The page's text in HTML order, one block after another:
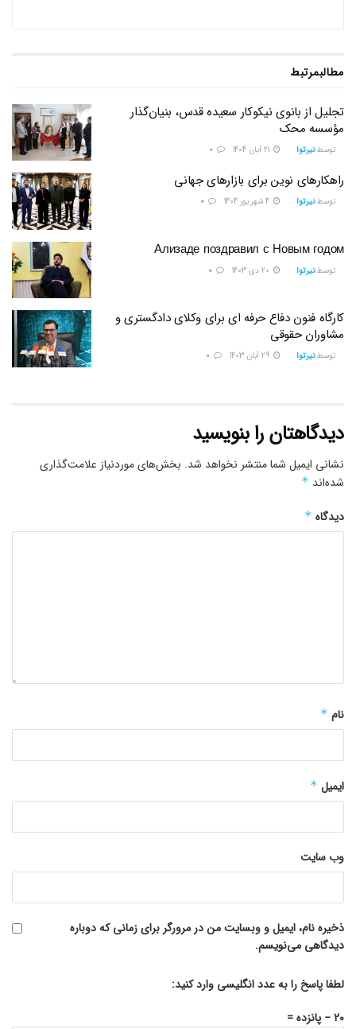
مطالبمرتبط
تجلیل از بانوی نیکوکار سعیده قدس، بنیان‌گذار
مؤسسه محک
توسط نیرتوا
راهکارهای نوین برای بازارهای جهانی
توسط نیرتوا
Ализаде поздравил с Новым годом
توسط نیرتوا
کارگاه فنون دفاع حرفه ای برای وکلای دادگستری و
مشاوران حقوقی
توسط نیرتوا
دیدگاهتان را بنویسید
نشانی ایمیل شما منتشر نخواهد شد. بخش‌های موردنیاز علامت‌گذاری
شده‌اند *
دیدگاه *
نام *
ایمیل *
وب‌ سایت
ذخیره نام، ایمیل و وبسایت من در مرورگر برای زمانی که دوباره
دیدگاهی می‌نویسم.
لطفا پاسخ را به عدد انگلیسی وارد کنید:
20 − پانزده =